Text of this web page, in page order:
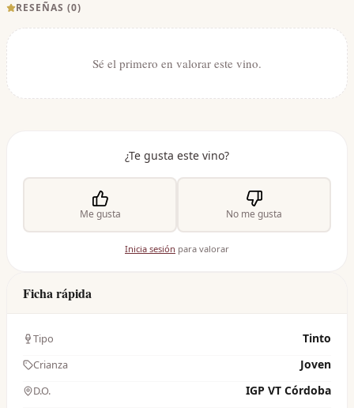
RESEÑAS (0)
Sé el primero en valorar este vino.
¿Te gusta este vino?
Me gusta No me gusta
Inicia sesión para valorar
Ficha rápida
Tipo Tinto
Crianza Joven
D.O. IGP VT Córdoba